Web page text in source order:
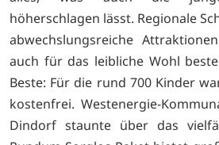
höherschlagen lässt. Regionale
abwechslungsreiche
auch für das leibliche Wohl
Beste: Für die rund 700 Kinder
kostenfrei. Westenergie-
Dindorf staunte über das